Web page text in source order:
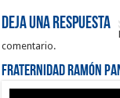
Deja una respuesta
comentario.
Fraternidad Ramón